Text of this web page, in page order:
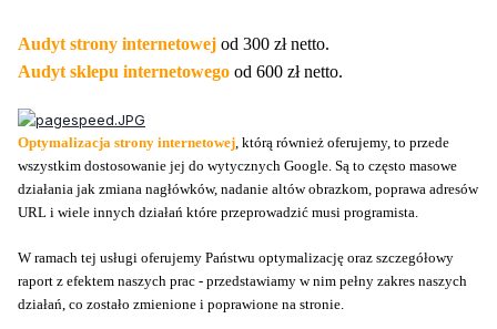
Audyt strony internetowej od 300 zł netto.
Audyt sklepu internetowego od 600 zł netto.
Optymalizacja strony internetowej, którą również oferujemy, to przede
wszystkim dostosowanie jej do wytycznych Google. Są to często masowe
działania jak zmiana nagłówków, nadanie altów obrazkom, poprawa adresów
URL i wiele innych działań które przeprowadzić musi programista.
W ramach tej usługi oferujemy Państwu optymalizację oraz szczegółowy
raport z efektem naszych prac - przedstawiamy w nim pełny zakres naszych
działań, co zostało zmienione i poprawione na stronie.